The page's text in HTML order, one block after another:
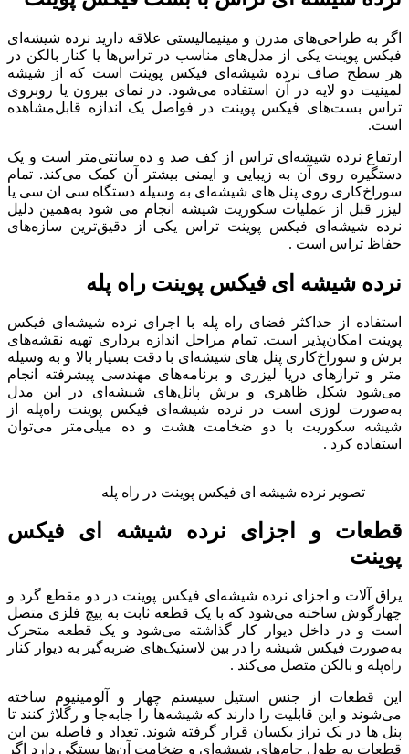
اگر به طراحی‌های مدرن و مینیمالیستی علاقه دارید نرده شیشه‌ای
فیکس پوینت یکی از مدل‌های مناسب در تراس‌ها یا کنار بالکن در
هر سطح صاف نرده شیشه‌ای فیکس پوینت است که از شیشه
لمینیت دو لایه در آن استفاده می‌شود. در نمای بیرون یا روبروی
تراس بست‌های فیکس پوینت در فواصل یک اندازه قابل‌مشاهده
است.
ارتفاع نرده شیشه‌ای تراس از کف صد و ده سانتی‌متر است و یک
دستگیره روی آن به زیبایی و ایمنی بیشتر آن کمک می‌کند. تمام
سوراخ‌کاری روی پنل های شیشه‌ای به وسیله دستگاه سی ان سی یا
لیزر قبل از عملیات سکوریت شیشه انجام می شود به‌همین دلیل
نرده شیشه‌ای فیکس پوینت تراس یکی از دقیق‌ترین سازه‌های
حفاظ تراس است .
نرده شیشه ای فیکس پوینت راه پله
استفاده از حداکثر فضای راه پله با اجرای نرده شیشه‌ای فیکس
پوینت امکان‌پذیر است. تمام مراحل اندازه برداری تهیه نقشه‌های
برش و سوراخ‌کاری پنل های شیشه‌ای با دقت بسیار بالا و به وسیله
متر و ترازهای دریا لیزری و برنامه‌های مهندسی پیشرفته انجام
می‌شود شکل ظاهری و برش پانل‌های شیشه‌ای در این مدل
به‌صورت لوزی است در نرده شیشه‌ای فیکس پوینت راه‌پله از
شیشه سکوریت با دو ضخامت هشت و ده میلی‌متر می‌توان
استفاده کرد .
تصویر نرده شیشه ای فیکس پوینت در راه پله
قطعات و اجزای نرده شیشه ای فیکس
پوینت
یراق آلات و اجزای نرده شیشه‌ای فیکس پوینت در دو مقطع گرد و
چهارگوش ساخته می‌شود که با یک قطعه ثابت به پیچ فلزی متصل
است و در داخل دیوار کار گذاشته می‌شود و یک قطعه متحرک
به‌صورت فیکس شیشه را در بین لاستیک‌های ضربه‌گیر به دیوار کنار
راه‌پله و بالکن متصل می‌کند .
این قطعات از جنس استیل سیستم چهار و آلومینیوم ساخته
می‌شوند و این قابلیت را دارند که شیشه‌ها را جابه‌جا و رگلاژ کنند تا
پنل ها در یک تراز یکسان قرار گرفته شوند. تعداد و فاصله بین این
قطعات به طول جام‌های شیشه‌ای و ضخامت آن‌ها بستگی دارد اگر